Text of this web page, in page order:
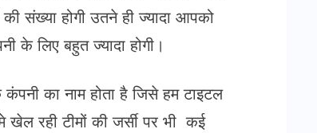
संख्या होगी उतने ही ज्यादा आपको
के लिए बहुत ज्यादा होगी।
का नाम होता है जिसे हम टाइटल
रही टीमों की जर्सी पर भी कई